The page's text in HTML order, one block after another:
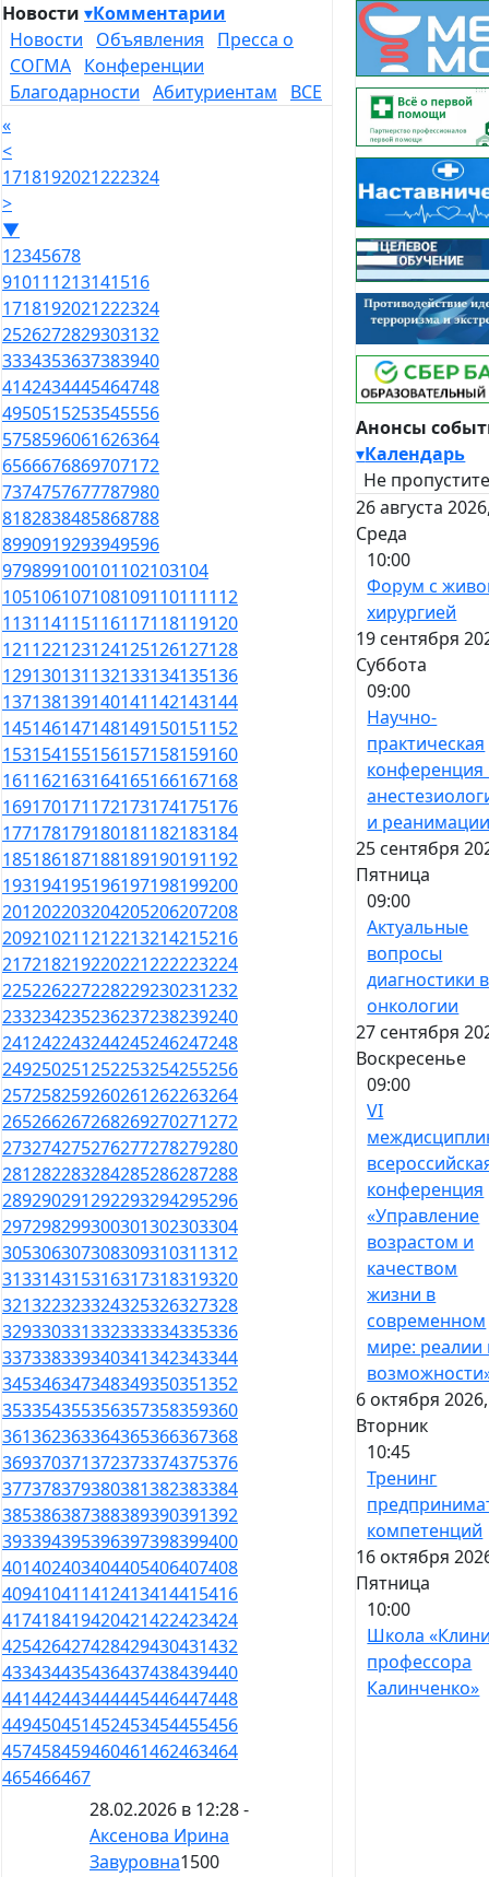
Новости ▾Комментарии
Новости
Объявления
Пресса о
СОГМА Конференции
Благодарности Абитуриентам
ВСЕ
«
<
1718192021222324
>
▼
12345678
910111213141516
1718192021222324
2526272829303132
3334353637383940
4142434445464748
4950515253545556
5758596061626364
6566676869707172
7374757677787980
8182838485868788
8990919293949596
979899100101102103104
105106107108109110111112
113114115116117118119120
121122123124125126127128
129130131132133134135136
137138139140141142143144
145146147148149150151152
153154155156157158159160
161162163164165166167168
169170171172173174175176
177178179180181182183184
185186187188189190191192
193194195196197198199200
201202203204205206207208
209210211212213214215216
217218219220221222223224
225226227228229230231232
233234235236237238239240
241242243244245246247248
249250251252253254255256
257258259260261262263264
265266267268269270271272
273274275276277278279280
281282283284285286287288
289290291292293294295296
297298299300301302303304
305306307308309310311312
313314315316317318319320
321322323324325326327328
329330331332333334335336
337338339340341342343344
345346347348349350351352
353354355356357358359360
361362363364365366367368
369370371372373374375376
377378379380381382383384
385386387388389390391392
393394395396397398399400
401402403404405406407408
409410411412413414415416
417418419420421422423424
425426427428429430431432
433434435436437438439440
441442443444445446447448
449450451452453454455456
457458459460461462463464
465466467
28.02.2026 в 12:28 -
Аксенова Ирина
Завуровна1500
Анонсы
▾Календарь
Не
26 августа
Среда
10:00
Форум с
хирургией
19 сентября
Суббота
09:00
Научно-
практическая
конференция
и
25 сентября
Пятница
09:00
Актуальные
вопросы
диагностики в
онкологии
27 сентября
Воскресенье
09:00
VI
конференция
«Управление
возрастом и
качеством
жизни в
современном
мире: реалии
6 октября 2026,
Вторник
10:45
Тренинг
компетенций
16 октября
Пятница
10:00
Школа
профессора
Калинченко»